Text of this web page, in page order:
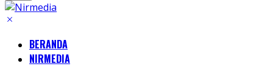
BERANDA
NIRMEDIA